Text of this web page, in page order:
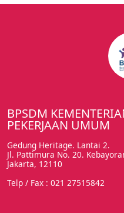
BPSDM
PEKERJAAN UMUM
Gedung Heritage. Lantai 2.
Jl. Pattimura No. 20.
Jakarta, 12110
Telp / Fax : 021 27515842